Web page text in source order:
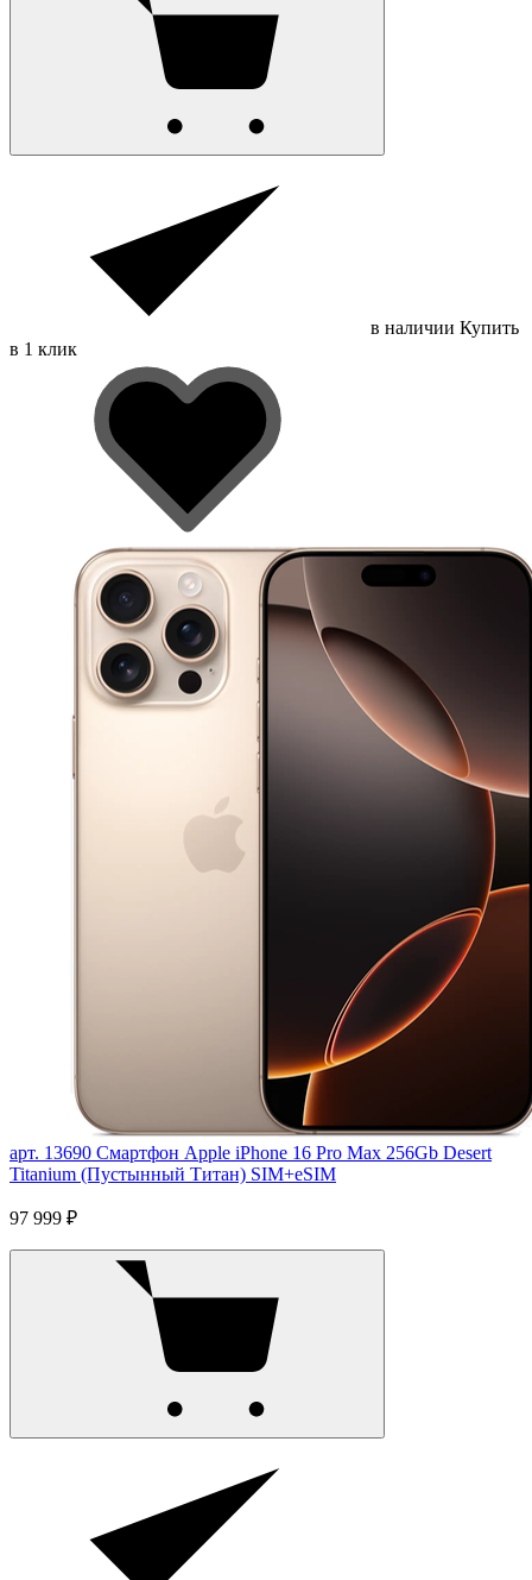
в наличии Купить
в 1 клик
арт. 13690 Смартфон Apple iPhone 16 Pro Max 256Gb Desert
Titanium (Пустынный Титан) SIM+eSIM
97 999 ₽